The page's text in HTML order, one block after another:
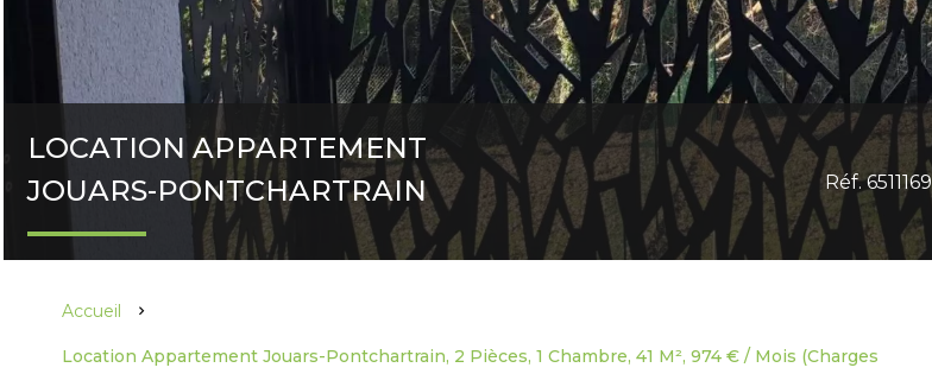
LOCATION APPARTEMENT
JOUARS-PONTCHARTRAIN
Réf. 6511169
Accueil
Location Appartement Jouars-Pontchartrain, 2 Pièces, 1 Chambre, 41 M², 974 € / Mois (Charges